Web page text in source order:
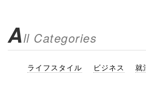
All Categories
ライフスタイル ビジネス 就